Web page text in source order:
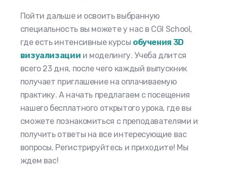
Пойти дальше и освоить выбранную
специальность вы можете у нас в CGI School,
где есть интенсивные курсы обучения 3D
визуализации и моделингу. Учеба длится
всего 23 дня, после чего каждый выпускник
получает приглашение на оплачиваемую
практику. А начать предлагаем с посещения
нашего бесплатного открытого урока, где вы
сможете познакомиться с преподавателями и
получить ответы на все интересующие вас
вопросы. Регистрируйтесь и приходите! Мы
ждем вас!